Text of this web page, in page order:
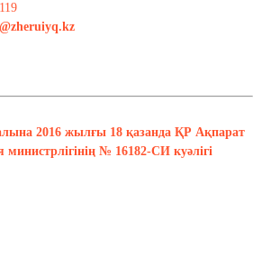
2016 жылғы 18 қазанда ҚР Ақпарат
№ 16182-СИ куәлігі